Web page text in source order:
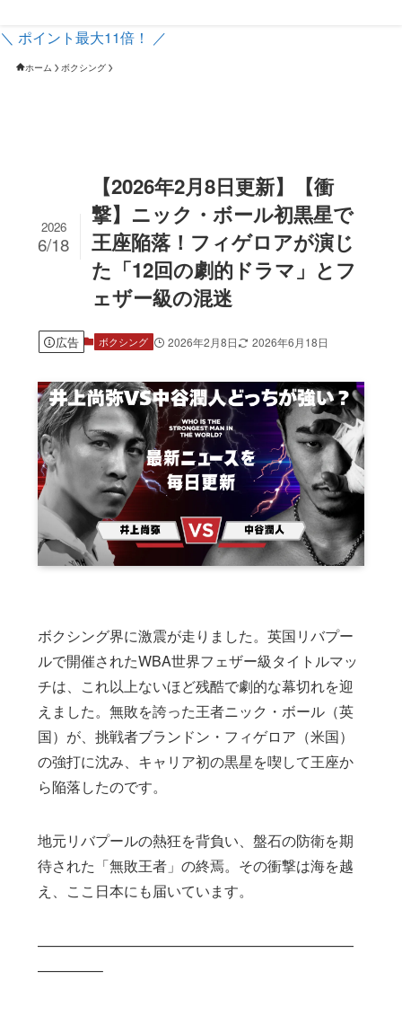
＼ ポイント最大11倍！ ／
ホーム ボクシング
【2026年2月8日更新】【衝
撃】ニック・ボール初黒星で
王座陥落！フィゲロアが演じ
た「12回の劇的ドラマ」とフ
ェザー級の混迷
2026
6/18
広告 ボクシング 2026年2月8日 2026年6月18日
ボクシング界に激震が走りました。英国リバプー
ルで開催されたWBA世界フェザー級タイトルマッ
チは、これ以上ないほど残酷で劇的な幕切れを迎
えました。無敗を誇った王者ニック・ボール（英
国）が、挑戦者ブランドン・フィゲロア（米国）
の強打に沈み、キャリア初の黒星を喫して王座か
ら陥落したのです。
地元リバプールの熱狂を背負い、盤石の防衛を期
待された「無敗王者」の終焉。その衝撃は海を越
え、ここ日本にも届いています。
——————————————————————
————–